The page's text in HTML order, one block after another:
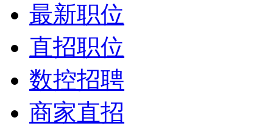
最新职位
直招职位
数控招聘
商家直招